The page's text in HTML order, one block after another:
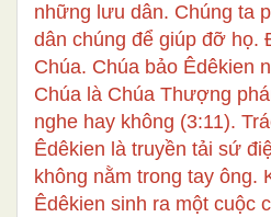
những lưu dân. Chúng ta
dân chúng để giúp đỡ họ.
Chúa. Chúa bảo Êdêkien
Chúa là Chúa Thượng
nghe hay không (3:11).
Êdêkien là truyền tải sứ
không nằm trong tay ông.
Êdêkien sinh ra một cuộc